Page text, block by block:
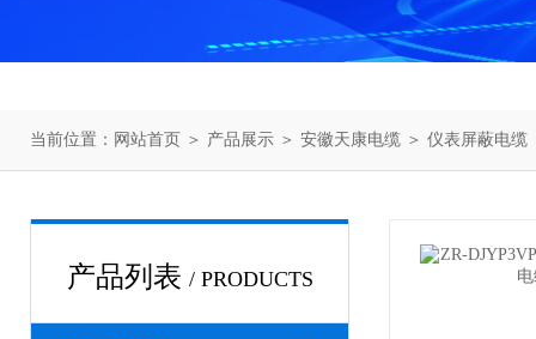
当前位置： 网站首页 ＞ 产品展示 ＞ 安徽天康电缆 ＞ 仪表屏蔽电缆
产品列表 / PRODUCTS